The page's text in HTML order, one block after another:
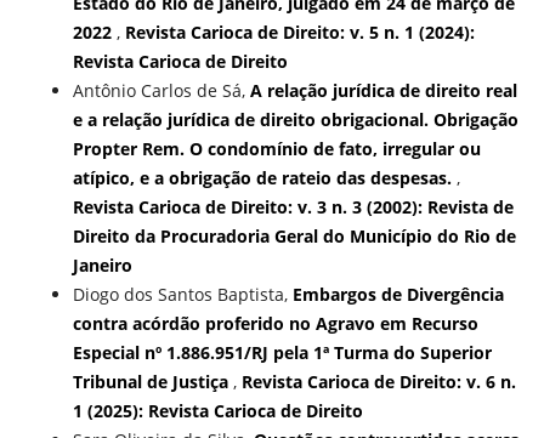
2022 , Revista Carioca de Direito: v. 5 n. 1 (2024):
Revista Carioca de Direito
Antônio Carlos de Sá, A relação jurídica de direito real
e a relação jurídica de direito obrigacional. Obrigação
Propter Rem. O condomínio de fato, irregular ou
atípico, e a obrigação de rateio das despesas. ,
Revista Carioca de Direito: v. 3 n. 3 (2002): Revista de
Direito da Procuradoria Geral do Município do Rio de
Janeiro
Diogo dos Santos Baptista, Embargos de Divergência
contra acórdão proferido no Agravo em Recurso
Especial nº 1.886.951/RJ pela 1ª Turma do Superior
Tribunal de Justiça , Revista Carioca de Direito: v. 6 n.
1 (2025): Revista Carioca de Direito